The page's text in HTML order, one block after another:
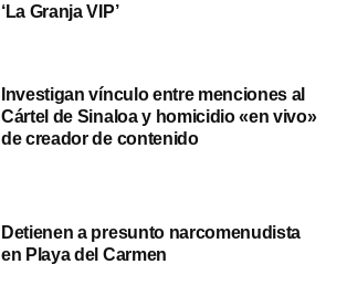
‘La Granja VIP’
Investigan vínculo entre menciones al
Cártel de Sinaloa y homicidio «en vivo»
de creador de contenido
Detienen a presunto narcomenudista
en Playa del Carmen